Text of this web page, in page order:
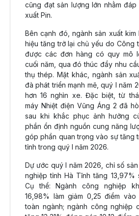
cũng đạt sản lượng lớn nhằm
xuất Pin.
Bên cạnh đó, ngành sản xuất
hiệu tăng trở lại chủ yếu do Công
được các đơn hàng có quy mô
cuối năm, qua đó thúc đẩy nhu
thụ thép. Mặt khác, ngành sản
đà phát triển mạnh mẽ, quý I năm
hơn 16 nghìn xe. Đặc biệt, từ
máy Nhiệt điện Vũng Áng 2 đã
sau khi khắc phục ảnh hưởng
phần ổn định nguồn cung năng
góp phần quan trọng vào sự tăng
tỉnh trong quý I năm 2026.
Dự ước quý I năm 2026, chỉ số
nghiệp tỉnh Hà Tĩnh tăng 13,97%
Cụ thể: Ngành công nghiệp
16,98% làm giảm 0,25 điểm
toàn ngành; ngành công nghiệp